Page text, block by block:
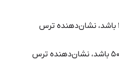
اگر شاخص بین ۱ تا ۲۴ باشد، نشان‌دهنده ترس
اگر شاخص بین ۲۴ تا ۵۰ باشد، نشان‌دهنده ترس